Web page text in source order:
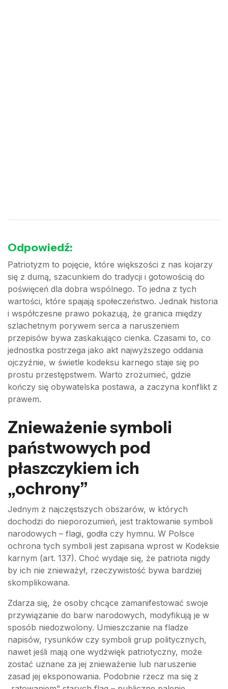
Odpowiedź:
Patriotyzm to pojęcie, które większości z nas kojarzy
się z dumą, szacunkiem do tradycji i gotowością do
poświęceń dla dobra wspólnego. To jedna z tych
wartości, które spajają społeczeństwo. Jednak historia
i współczesne prawo pokazują, że granica między
szlachetnym porywem serca a naruszeniem
przepisów bywa zaskakująco cienka. Czasami to, co
jednostka postrzega jako akt najwyższego oddania
ojczyźnie, w świetle kodeksu karnego staje się po
prostu przestępstwem. Warto zrozumieć, gdzie
kończy się obywatelska postawa, a zaczyna konflikt z
prawem.
Znieważenie symboli
państwowych pod
płaszczykiem ich
„ochrony”
Jednym z najczęstszych obszarów, w których
dochodzi do nieporozumień, jest traktowanie symboli
narodowych – flagi, godła czy hymnu. W Polsce
ochrona tych symboli jest zapisana wprost w Kodeksie
karnym (art. 137). Choć wydaje się, że patriota nigdy
by ich nie znieważył, rzeczywistość bywa bardziej
skomplikowana.
Zdarza się, że osoby chcące zamanifestować swoje
przywiązanie do barw narodowych, modyfikują je w
sposób niedozwolony. Umieszczanie na fladze
napisów, rysunków czy symboli grup politycznych,
nawet jeśli mają one wydźwięk patriotyczny, może
zostać uznane za jej znieważenie lub naruszenie
zasad jej eksponowania. Podobnie rzecz ma się z